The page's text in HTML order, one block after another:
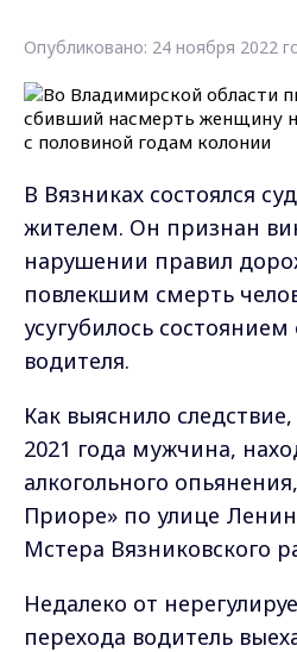
Опубликовано: 24 ноября 2022
В Вязниках состоялся
жителем. Он признан
нарушении правил
повлекшим смерть
усугубилось
водителя.
Как выяснило
2021 года мужчина,
алкогольного
Приоре» по улице
Мстера Вязниковского
Недалеко от
перехода водитель